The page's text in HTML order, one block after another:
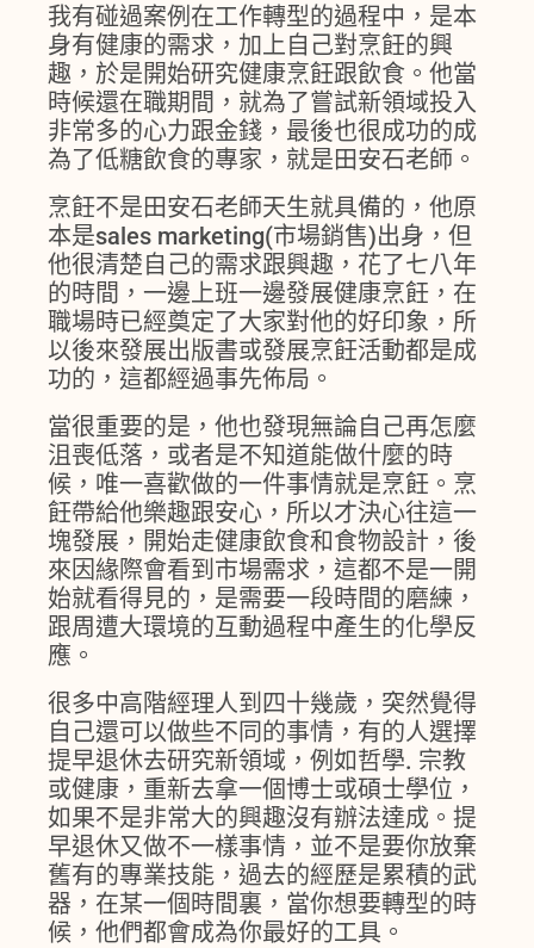
我有碰過案例在工作轉型的過程中，是本
身有健康的需求，加上自己對烹飪的興
趣，於是開始研究健康烹飪跟飲食。他當
時候還在職期間，就為了嘗試新領域投入
非常多的心力跟金錢，最後也很成功的成
為了低糖飲食的專家，就是田安石老師。
烹飪不是田安石老師天生就具備的，他原
本是sales marketing(市場銷售)出身，但
他很清楚自己的需求跟興趣，花了七八年
的時間，一邊上班一邊發展健康烹飪，在
職場時已經奠定了大家對他的好印象，所
以後來發展出版書或發展烹飪活動都是成
功的，這都經過事先佈局。
當很重要的是，他也發現無論自己再怎麼
沮喪低落，或者是不知道能做什麼的時
候，唯一喜歡做的一件事情就是烹飪。烹
飪帶給他樂趣跟安心，所以才決心往這一
塊發展，開始走健康飲食和食物設計，後
來因緣際會看到市場需求，這都不是一開
始就看得見的，是需要一段時間的磨練，
跟周遭大環境的互動過程中產生的化學反
應。
很多中高階經理人到四十幾歲，突然覺得
自己還可以做些不同的事情，有的人選擇
提早退休去研究新領域，例如哲學. 宗教
或健康，重新去拿一個博士或碩士學位，
如果不是非常大的興趣沒有辦法達成。提
早退休又做不一樣事情，並不是要你放棄
舊有的專業技能，過去的經歷是累積的武
器，在某一個時間裏，當你想要轉型的時
候，他們都會成為你最好的工具。